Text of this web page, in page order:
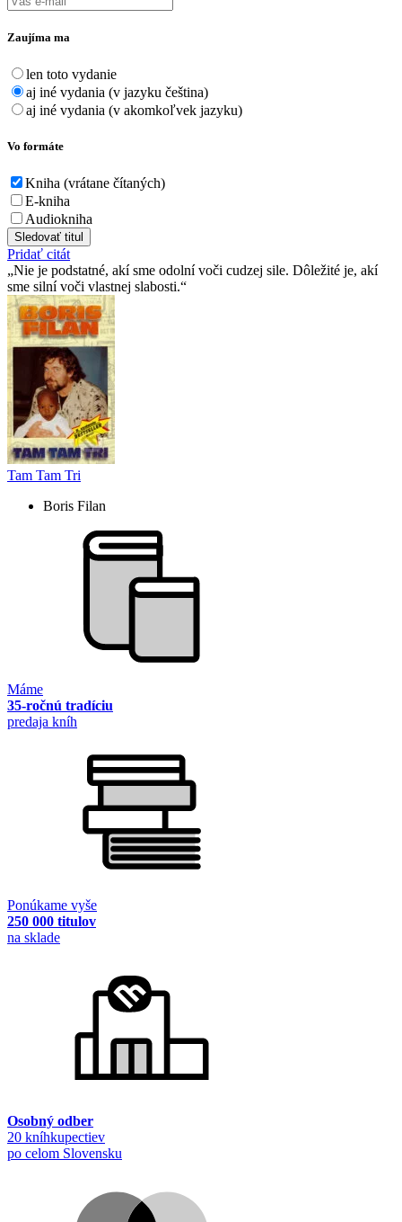
Zaujíma ma
len toto vydanie
aj iné vydania (v jazyku čeština)
aj iné vydania (v akomkoľvek jazyku)
Vo formáte
Kniha (vrátane čítaných)
E-kniha
Audiokniha
Sledovať titul
Pridať citát
Nie je podstatné, akí sme odolní voči cudzej sile. Dôležité je, akí
sme silní voči vlastnej slabosti.
Tam Tam Tri
Boris Filan
Máme
35-ročnú tradíciu
predaja kníh
Ponúkame vyše
250 000 titulov
na sklade
Osobný odber
20 kníhkupectiev
po celom Slovensku